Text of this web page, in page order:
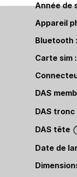
Année de
Appareil
Bluetooth
Carte sim
DAS
DAS tronc
DAS tête
Date de